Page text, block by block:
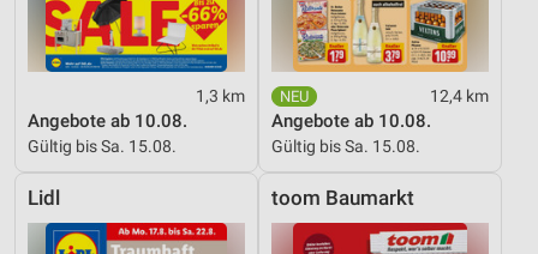
1,3 km
Angebote ab 10.08.
Gültig bis Sa. 15.08.
12,4 km
Angebote ab 10.08.
Gültig bis Sa. 15.08.
Lidl toom Baumarkt